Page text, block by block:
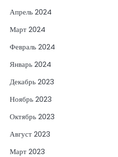
Апрель 2024
Март 2024
Февраль 2024
Январь 2024
Декабрь 2023
Ноябрь 2023
Октябрь 2023
Август 2023
Март 2023